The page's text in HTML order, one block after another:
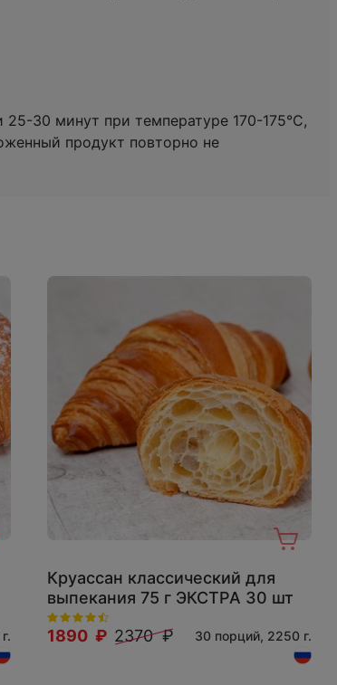
30 минут при температуре 170-175°С,
продукт повторно не
Круассан классический для
выпекания 75 г ЭКСТРА 30 шт
1890 ₽ 2370 ₽ 30 порций, 2250 г.